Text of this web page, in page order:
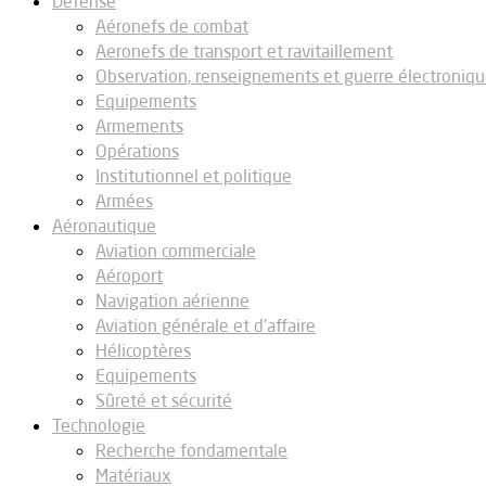
Aéronefs de combat
Aeronefs de transport et ravitaillement
Observation, renseignements et guerre
Equipements
Armements
Opérations
Institutionnel et politique
Armées
Aéronautique
Aviation commerciale
Aéroport
Navigation aérienne
Aviation générale et d’affaire
Hélicoptères
Equipements
Sûreté et sécurité
Technologie
Recherche fondamentale
Matériaux